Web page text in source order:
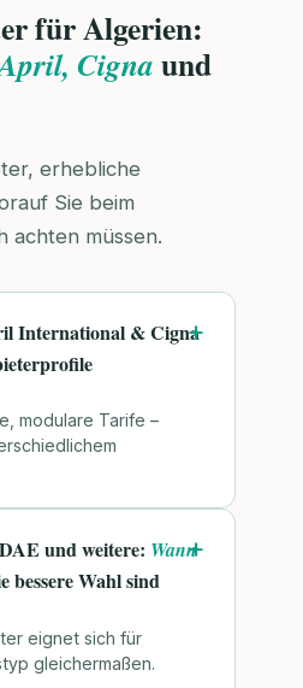
für Algerien:
Cignaund
erhebliche
Sie beim
achten müssen.
International & Cigna
modulare Tarife –
und weitere: Wann
bessere Wahl sind
eignet sich für
gleichermaßen.